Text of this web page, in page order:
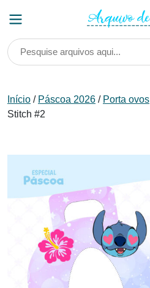
Início / Páscoa 2026 / Porta ovos
Stitch #2